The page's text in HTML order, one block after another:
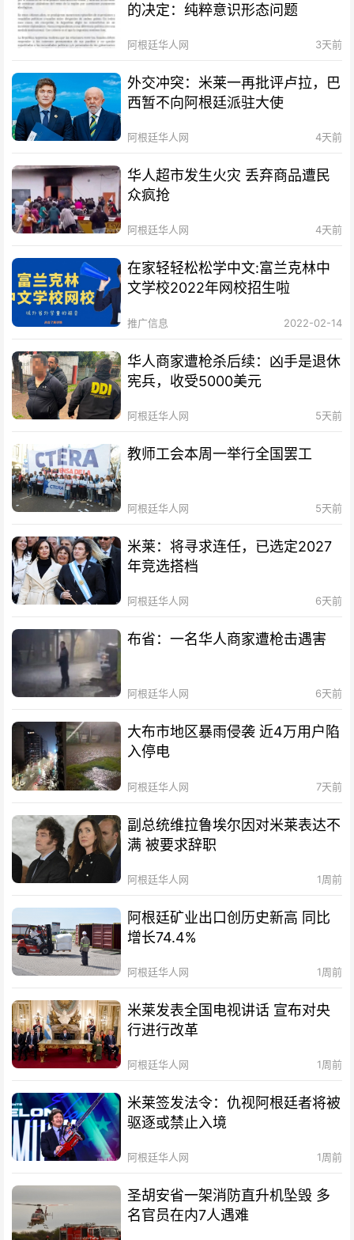
的决定：纯粹意识形态问题
阿根廷华人网 3天前
外交冲突：米莱一再批评卢拉，巴
西暂不向阿根廷派驻大使
阿根廷华人网 4天前
华人超市发生火灾 丢弃商品遭民
众疯抢
阿根廷华人网 4天前
在家轻轻松松学中文:富兰克林中
文学校2022年网校招生啦
推广信息 2022-02-14
华人商家遭枪杀后续：凶手是退休
宪兵，收受5000美元
阿根廷华人网 5天前
教师工会本周一举行全国罢工
阿根廷华人网 5天前
米莱：将寻求连任，已选定2027
年竞选搭档
阿根廷华人网 6天前
布省：一名华人商家遭枪击遇害
阿根廷华人网 6天前
大布市地区暴雨侵袭 近4万用户陷
入停电
阿根廷华人网 7天前
副总统维拉鲁埃尔因对米莱表达不
满 被要求辞职
阿根廷华人网 1周前
阿根廷矿业出口创历史新高 同比
增长74.4%
阿根廷华人网 1周前
米莱发表全国电视讲话 宣布对央
行进行改革
阿根廷华人网 1周前
米莱签发法令：仇视阿根廷者将被
驱逐或禁止入境
阿根廷华人网 1周前
圣胡安省一架消防直升机坠毁 多
名官员在内7人遇难